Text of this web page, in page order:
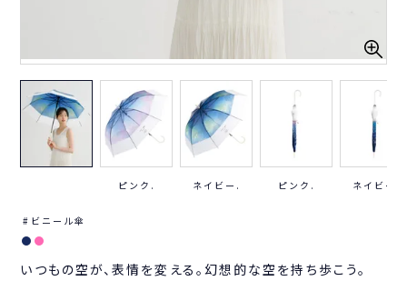
ピンク. ネイビー. ピンク. ネイビー.
ビニール傘
いつもの空が、表情を変える。幻想的な空を持ち歩こう。